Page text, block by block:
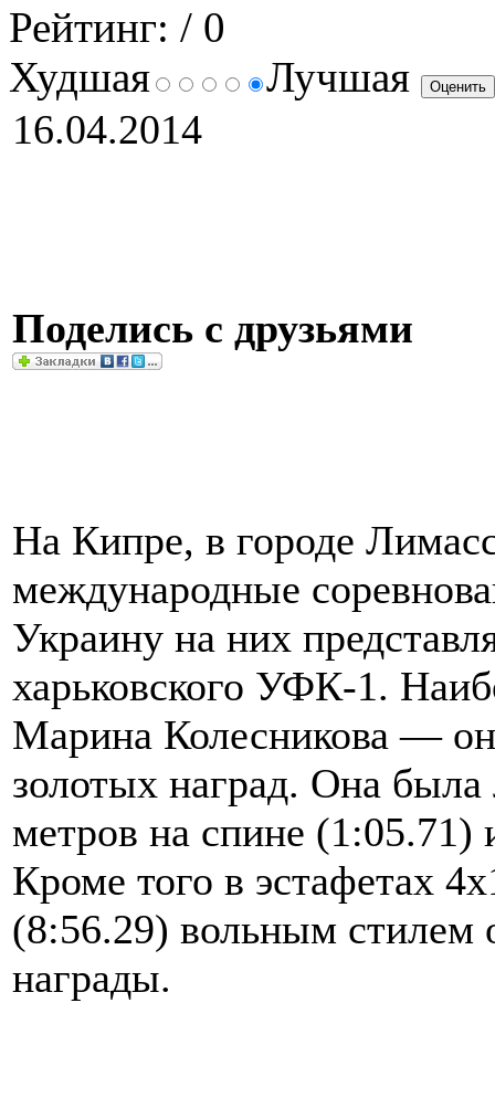
Рейтинг: / 0
Худшая
Лучшая
16.04.2014
Поделись с друзьями
На Кипре, в городе
международные
Украину на них
харьковского УФК-1.
Марина Колесникова —
золотых наград. Она
метров на спине (1:05.71)
Кроме того в эстафетах
(8:56.29) вольным стилем
награды.